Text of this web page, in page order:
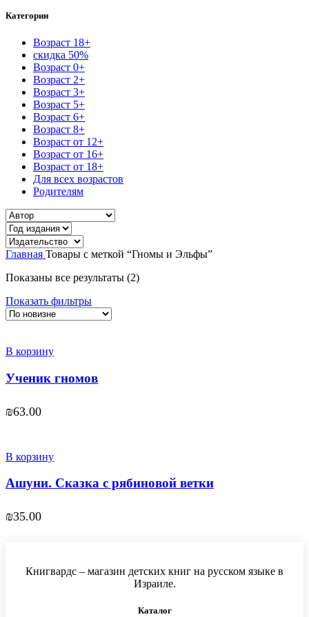
Категории
Возраст 18+
скидка 50%
Возраст 0+
Возраст 2+
Возраст 3+
Возраст 5+
Возраст 6+
Возраст 8+
Возраст от 12+
Возраст от 16+
Возраст от 18+
Для всех возрастов
Родителям
Главная Товары с меткой “Гномы и Эльфы”
Показаны все результаты (2)Сортировка:
Показать фильтры
В корзину
Ученик гномов
₪63.00
В корзину
Ашуни. Сказка с рябиновой ветки
₪35.00
Книгвардс – магазин детских книг на русском языке в
Израиле.
Каталог